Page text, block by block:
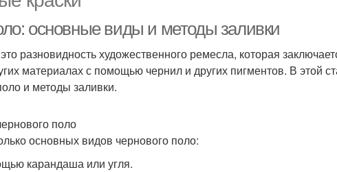
основные виды и методы заливки
разновидность художественного ремесла, которая
материалах с помощью чернил и других пигментов. В этой
и методы заливки.
поло
основных видов чернового поло:
карандаша или угля.